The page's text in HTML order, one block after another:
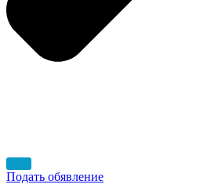
Подать обявление